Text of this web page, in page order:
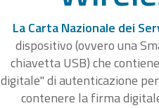
La Carta Nazionale dei
dispositivo (ovvero una
chiavetta USB) che
digitale" di autenticazione
contenere la firma